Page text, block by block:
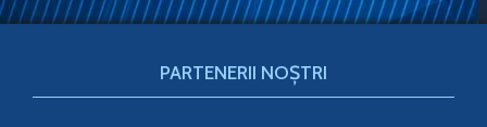
PARTENERII NOȘTRI